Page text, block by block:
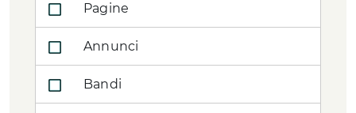
Pagine
Annunci
Bandi